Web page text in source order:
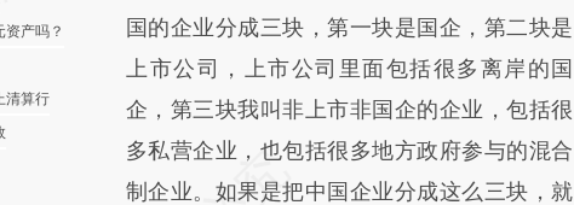
产吗？
清算行
国的企业分成三块，第一块是国企，第二块是
上市公司，上市公司里面包括很多离岸的国
企，第三块我叫非上市非国企的企业，包括很
多私营企业，也包括很多地方政府参与的混合
制企业。如果是把中国企业分成这么三块，就